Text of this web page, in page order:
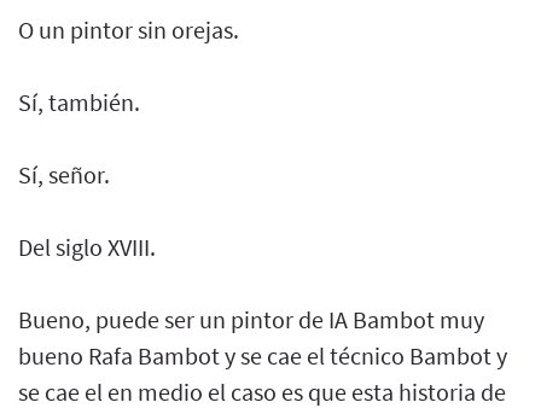
O un pintor sin orejas.
Sí, también.
Sí, señor.
Del siglo XVIII.
Bueno, puede ser un pintor de IA Bambot muy
bueno Rafa Bambot y se cae el técnico Bambot y
se cae el en medio el caso es que esta historia de